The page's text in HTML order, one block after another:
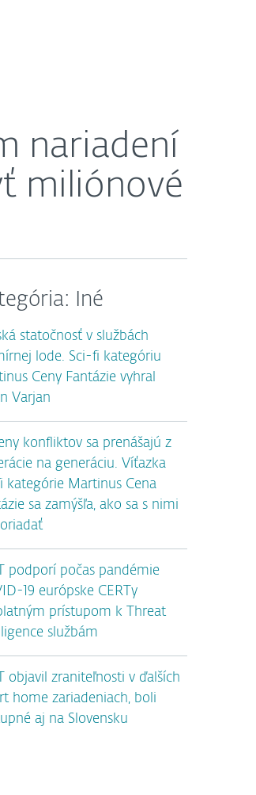
nariadení
miliónové
Iné
statočnosť v službách
lode. Sci-fi kategóriu
Ceny Fantázie vyhral
Varjan
konfliktov sa prenášajú z
na generáciu. Víťazka
kategórie Martinus Cena
sa zamýšľa, ako sa s nimi
podporí počas pandémie
19 európske CERTy
prístupom k Threat
službám
objavil zraniteľnosti v ďalších
home zariadeniach, boli
aj na Slovensku